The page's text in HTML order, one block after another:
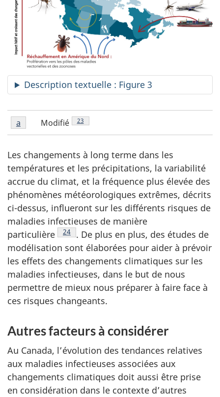
Description textuelle : Figure 3
N
o
e
d
e
l
a
f
i
g
u
r
e
3
Figure
3
a
Modifié Note de bas de page
23
Retour à la référence de la note
a de la figure 3
Les changements à long terme dans les
températures et les précipitations, la variabilité
accrue du climat, et la fréquence plus élevée des
phénomènes météorologiques extrêmes, décrits
ci-dessus, influeront sur les différents risques de
maladies infectieuses de manière
particulière
Note de bas de page
24 . De plus en plus, des études de
modélisation sont élaborées pour aider à prévoir
les effets des changements climatiques sur les
maladies infectieuses, dans le but de nous
permettre de mieux nous préparer à faire face à
ces risques changeants.
Autres facteurs à considérer
Au Canada, l’évolution des tendances relatives
aux maladies infectieuses associées aux
changements climatiques doit aussi être prise
en considération dans le contexte d’autres